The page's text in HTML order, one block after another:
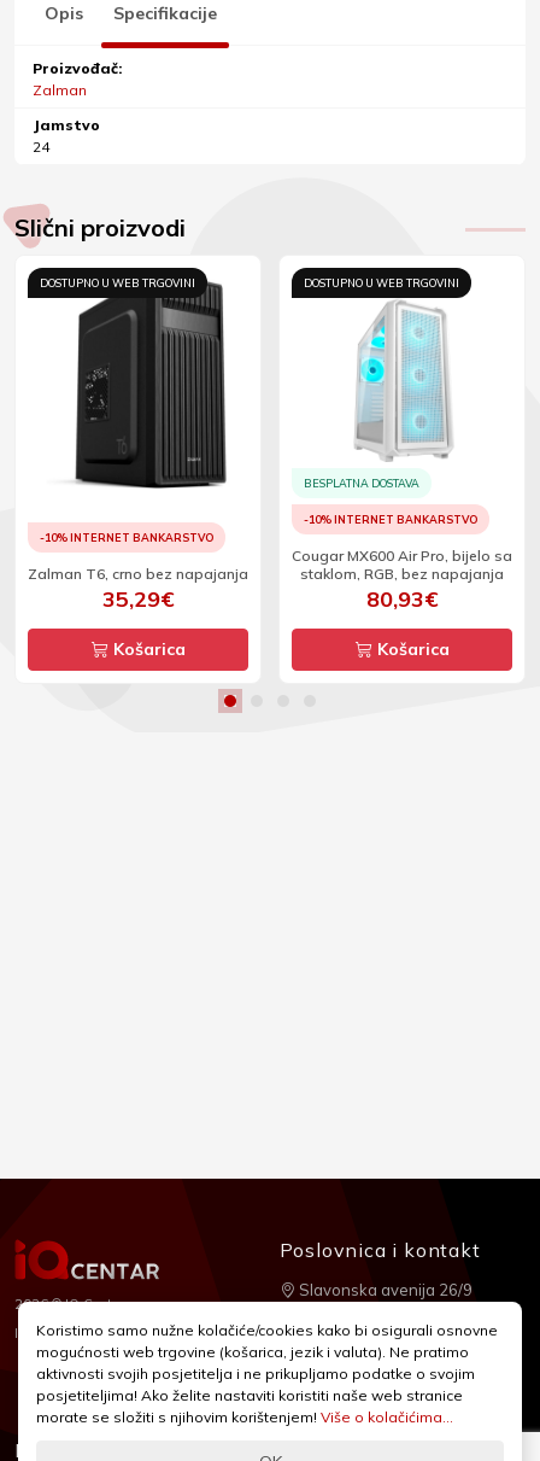
Opis Specifikacije
Proizvođač:
Zalman
Jamstvo
24
Slični proizvodi
DOSTUPNO U WEB TRGOVINI
-10% INTERNET BANKARSTVO
Zalman T6, crno bez napajanja
35,29€
Košarica
DOSTUPNO U WEB TRGOVINI
BESPLATNA DOSTAVA
-10% INTERNET BANKARSTVO
Cougar MX600 Air Pro, bijelo sa
staklom, RGB, bez napajanja
80,93€
Košarica
2026 © IQ Centar
Izrada:Nubilus
Informacije Podrška
Poslovnica i kontakt
Slavonska avenija 26/9
+385 1 2455 950
webshop@iqcentar.hr
Pon - Pet od 9 - 17h
Koristimo samo nužne kolačiće/cookies kako bi osigurali osnovne
mogućnosti web trgovine (košarica, jezik i valuta). Ne pratimo
aktivnosti svojih posjetitelja i ne prikupljamo podatke o svojim
posjetiteljima! Ako želite nastaviti koristiti naše web stranice
morate se složiti s njihovim korištenjem! Više o kolačićima...